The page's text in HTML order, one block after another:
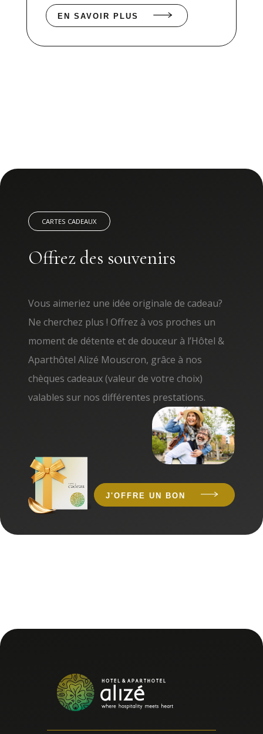
EN SAVOIR PLUS
CARTES CADEAUX
Offrez des souvenirs
Vous aimeriez une idée originale de cadeau?
Ne cherchez plus ! Offrez à vos proches un
moment de détente et de douceur à l’Hôtel &
Aparthôtel Alizé Mouscron, grâce à nos
chèques cadeaux (valeur de votre choix)
valables sur nos différentes prestations.
J'OFFRE UN BON